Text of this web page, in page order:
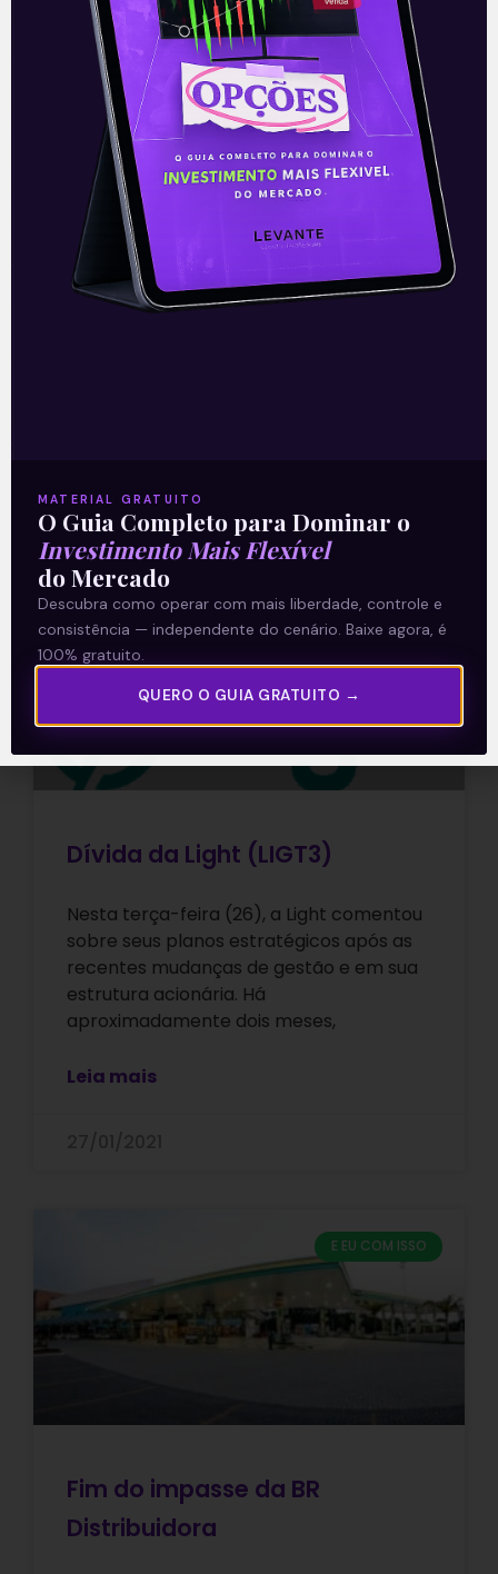
RS mantém venda da CEEE-D
Em 23 de março, o governo gaúcho
24/03/2021
E EU COM ISSO
Dívida da Light (LIGT3)
Nesta terça-feira (26), a Light comentou
sobre seus planos estratégicos após as
recentes mudanças de gestão e em sua
estrutura acionária. Há
aproximadamente dois meses,
Leia mais
E EU COM ISSO
Fim do impasse da BR
Distribuidora
MATERIAL GRATUITO
O Guia Completo para Dominar o
Investimento Mais Flexível
do Mercado
Descubra como operar com mais liberdade, controle e
consistência — independente do cenário. Baixe agora, é
100% gratuito.
QUERO O GUIA GRATUITO →